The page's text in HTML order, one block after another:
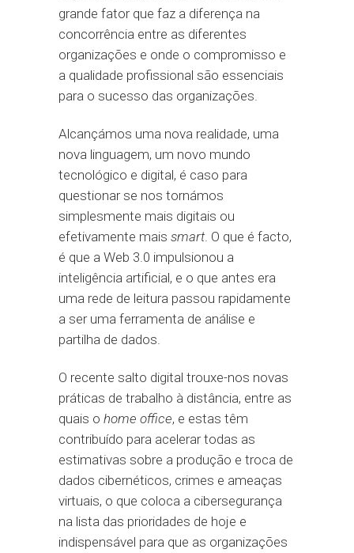
grande fator que faz a diferença na
concorrência entre as diferentes
organizações e onde o compromisso e
a qualidade profissional são essenciais
para o sucesso das organizações.
Alcançámos uma nova realidade, uma
nova linguagem, um novo mundo
tecnológico e digital, é caso para
questionar se nos tornámos
simplesmente mais digitais ou
efetivamente mais smart. O que é facto,
é que a Web 3.0 impulsionou a
inteligência artificial, e o que antes era
uma rede de leitura passou rapidamente
a ser uma ferramenta de análise e
partilha de dados.
O recente salto digital trouxe-nos novas
práticas de trabalho à distância, entre as
quais o home office, e estas têm
contribuído para acelerar todas as
estimativas sobre a produção e troca de
dados cibernéticos, crimes e ameaças
virtuais, o que coloca a cibersegurança
na lista das prioridades de hoje e
indispensável para que as organizações